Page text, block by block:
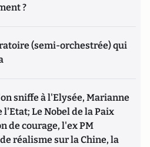
?
(semi-orchestrée) qui
sniffe à l'Elysée, Marianne
l'Etat; Le Nobel de la Paix
de courage, l'ex PM
réalisme sur la Chine, la